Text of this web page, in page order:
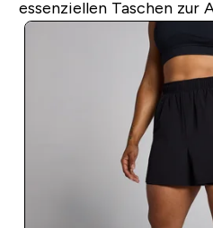
essenziellen Taschen zur